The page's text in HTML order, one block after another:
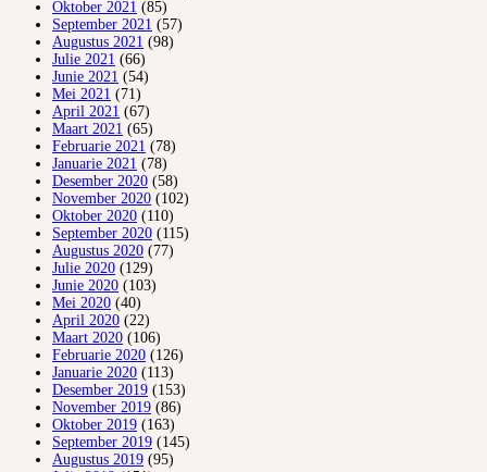
Oktober 2021 (85)
September 2021 (57)
Augustus 2021 (98)
Julie 2021 (66)
Junie 2021 (54)
Mei 2021 (71)
April 2021 (67)
Maart 2021 (65)
Februarie 2021 (78)
Januarie 2021 (78)
Desember 2020 (58)
November 2020 (102)
Oktober 2020 (110)
September 2020 (115)
Augustus 2020 (77)
Julie 2020 (129)
Junie 2020 (103)
Mei 2020 (40)
April 2020 (22)
Maart 2020 (106)
Februarie 2020 (126)
Januarie 2020 (113)
Desember 2019 (153)
November 2019 (86)
Oktober 2019 (163)
September 2019 (145)
Augustus 2019 (95)